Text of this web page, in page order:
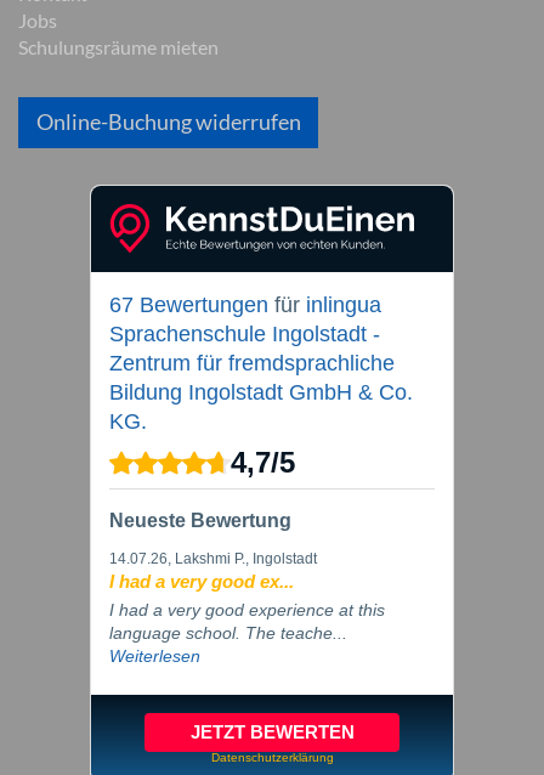
Jobs
Schulungsräume mieten
Online-Buchung widerrufen
67 Bewertungen für inlingua
Sprachenschule Ingolstadt -
Zentrum für fremdsprachliche
Bildung Ingolstadt GmbH & Co.
KG.
4,7/5
Neueste Bewertung
14.07.26, Lakshmi P., Ingolstadt
I had a very good ex...
I had a very good experience at this
language school. The teache...
Weiterlesen
JETZT BEWERTEN
Datenschutzerklärung